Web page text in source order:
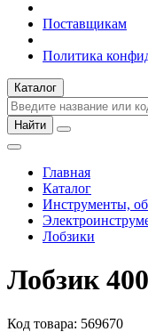
Поставщикам
Политика
Каталог
Найти
Главная
Каталог
Инструменты,
Лобзики
Лобзик
Код товара: 569670